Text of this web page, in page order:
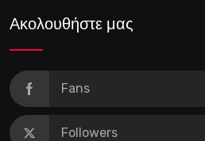
Ακολουθήστε μας
Fans
Followers